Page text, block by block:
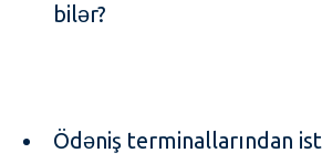
bilər?
Ödəniş terminallarından